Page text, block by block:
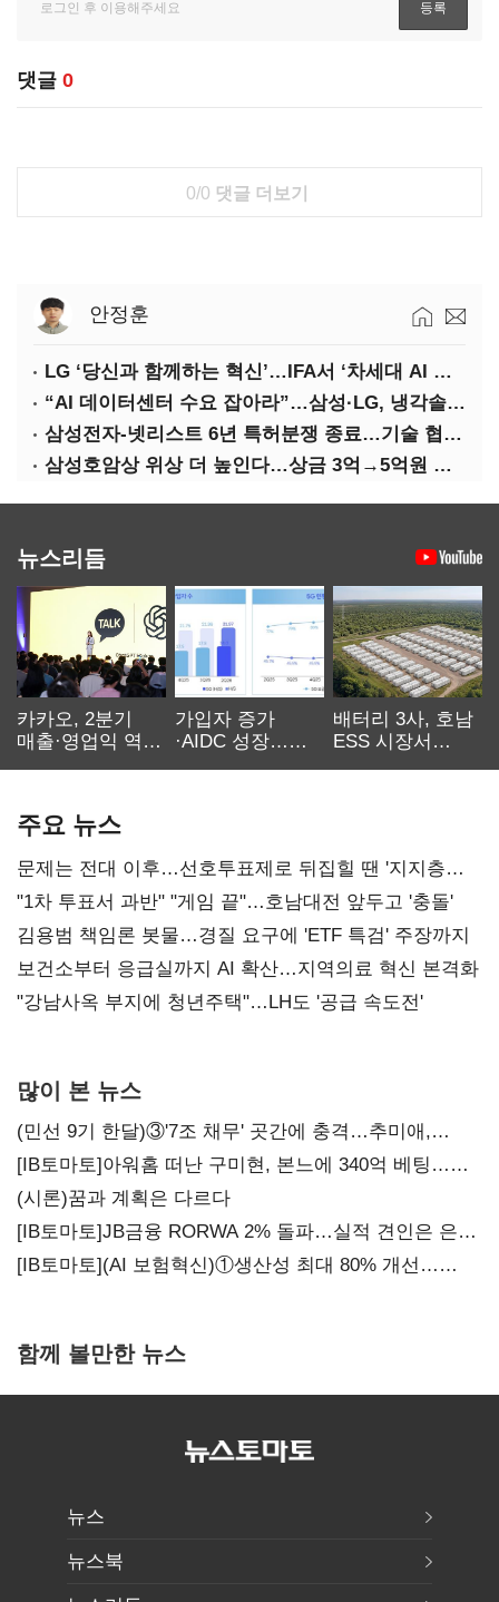
댓글 0
0/0 댓글 더보기
안정훈
LG ‘당신과 함께하는 혁신’…IFA서 ‘차세대 AI 홈’ 비전 공개
“AI 데이터센터 수요 잡아라”…삼성·LG, 냉각솔루션 속도전
삼성전자-넷리스트 6년 특허분쟁 종료…기술 협력 확대 합의
삼성호암상 위상 더 높인다…상금 3억→5억원 증액
뉴스리듬
카카오, 2분기
매출·영업익 역대
가입자 증가
·AIDC 성장…
배터리 3사, 호남
ESS 시장서
주요 뉴스
문제는 전대 이후…선호투표제로 뒤집힐 땐 '지지층
불복'
"1차 투표서 과반" "게임 끝"…호남대전 앞두고 '충돌'
김용범 책임론 봇물…경질 요구에 'ETF 특검' 주장까지
보건소부터 응급실까지 AI 확산…지역의료 혁신 본격화
"강남사옥 부지에 청년주택"…LH도 '공급 속도전'
많이 본 뉴스
(민선 9기 한달)③'7조 채무' 곳간에 충격…추미애,
20년만에 '비상재정' 선언 승부수
[IB토마토]아워홈 떠난 구미현, 본느에 340억 베팅…
가족 지배체제 구축
(시론)꿈과 계획은 다르다
[IB토마토]JB금융 RORWA 2% 돌파…실적 견인은 은행
아닌 캐피탈
[IB토마토](AI 보험혁신)①생산성 최대 80% 개선…
함께 볼만한 뉴스
뉴스
뉴스북